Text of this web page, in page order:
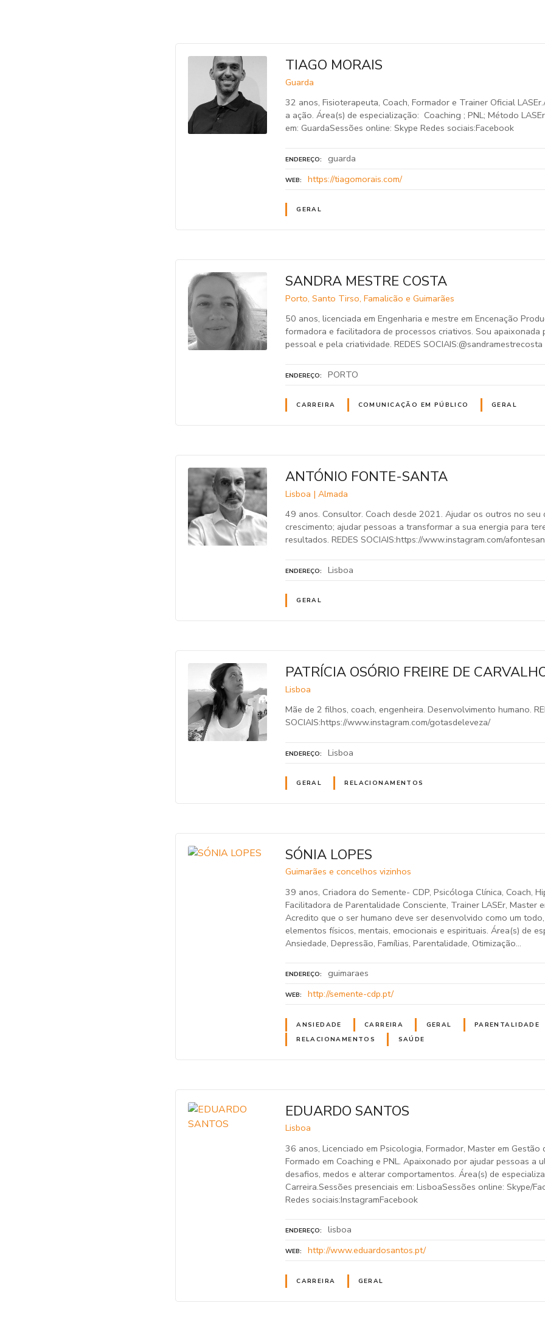
TIAGO MORAIS
Guarda
32 anos, Fisioterapeuta, Coach, Formador e Trainer Oficial
a ação. Área(s) de especialização: Coaching ; PNL; Método
em: GuardaSessões online: Skype Redes sociais:Facebook
ENDEREÇO guarda
WEB https://tiagomorais.com/
GERAL
SANDRA MESTRE COSTA
Porto, Santo Tirso, Famalicão e Guimarães
50 anos, licenciada em Engenharia e mestre em Encenação
formadora e facilitadora de processos criativos. Sou apaixonada
pessoal e pela criatividade. REDES SOCIAIS:@sandramestrecosta
ENDEREÇO PORTO
CARREIRA COMUNICAÇÃO EM PÚBLICO GERAL
ANTÓNIO FONTE-SANTA
Lisboa | Almada
49 anos. Consultor. Coach desde 2021. Ajudar os outros no seu
crescimento; ajudar pessoas a transformar a sua energia para
resultados. REDES SOCIAIS:https://www.instagram.com/
ENDEREÇO Lisboa
GERAL
PATRÍCIA OSÓRIO FREIRE DE
Lisboa
Mãe de 2 filhos, coach, engenheira. Desenvolvimento humano.
SOCIAIS:https://www.instagram.com/gotasdeleveza/
ENDEREÇO Lisboa
GERAL RELACIONAMENTOS
SÓNIA LOPES
Guimarães e concelhos vizinhos
39 anos, Criadora do Semente- CDP, Psicóloga Clínica, Coach,
Facilitadora de Parentalidade Consciente, Trainer LASEr, Master
Acredito que o ser humano deve ser desenvolvido como um
elementos físicos, mentais, emocionais e espirituais. Área(s) de
Ansiedade, Depressão, Famílias, Parentalidade, Otimização…
ENDEREÇO guimaraes
WEB http://semente-cdp.pt/
ANSIEDADE CARREIRA GERAL
PARENTALIDADE
RELACIONAMENTOS
SAÚDE
EDUARDO SANTOS
Lisboa
36 anos, Licenciado em Psicologia, Formador, Master em Gestão
Formado em Coaching e PNL. Apaixonado por ajudar pessoas a
desafios, medos e alterar comportamentos. Área(s) de
Carreira.Sessões presenciais em: LisboaSessões online: Skype/
Redes sociais:InstagramFacebook
ENDEREÇO lisboa
WEB http://www.eduardosantos.pt/
CARREIRA GERAL